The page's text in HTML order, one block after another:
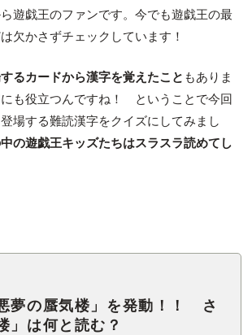
遊戯王のファンです。今でも遊戯王の最
欠かさずチェックしています！
るカードから漢字を覚えたこと もありま
も役立つんですね！ ということで今回
場する難読漢字をクイズにしてみまし
の遊戯王キッズたちはスラスラ読めてし
夢の蜃気楼」を発動！！ さ
」は何と読む？